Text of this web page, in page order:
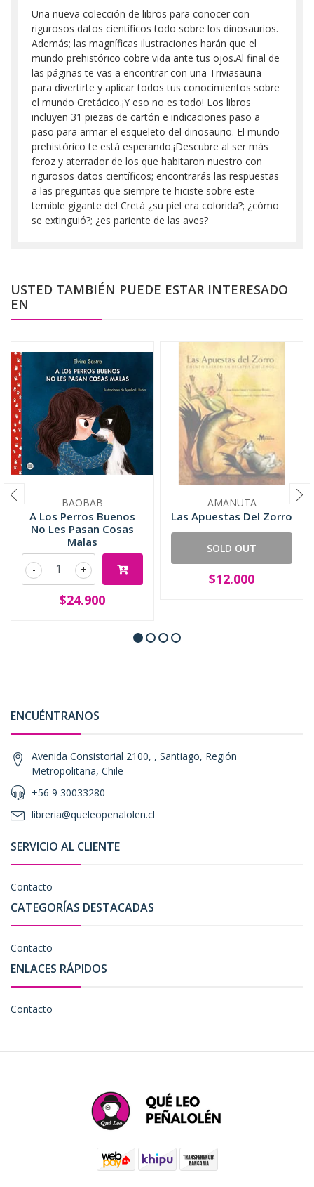
Una nueva colección de libros para conocer con
rigurosos datos científicos todo sobre los dinosaurios.
Además; las magníficas ilustraciones harán que el
mundo prehistórico cobre vida ante tus ojos.Al final de
las páginas te vas a encontrar con una Triviasauria
para divertirte y aplicar todos tus conocimientos sobre
el mundo Cretácico.¡Y eso no es todo! Los libros
incluyen 31 piezas de cartón e indicaciones paso a
paso para armar el esqueleto del dinosaurio. El mundo
prehistórico te está esperando.¡Descubre al ser más
feroz y aterrador de los que habitaron nuestro con
rigurosos datos científicos; encontrarás las respuestas
a las preguntas que siempre te hiciste sobre este
temible gigante del Cretá ¿su piel era colorida?; ¿cómo
se extinguió?; ¿es pariente de las aves?
USTED TAMBIÉN PUEDE ESTAR INTERESADO
EN
BAOBAB
A Los Perros Buenos
No Les Pasan Cosas
Malas
+
-
$24.900
AMANUTA
Las Apuestas Del Zorro
SOLD OUT
$12.000
ENCUÉNTRANOS
Avenida Consistorial 2100, , Santiago, Región
Metropolitana, Chile
+56 9 30033280
libreria@queleopenalolen.cl
SERVICIO AL CLIENTE
Contacto
CATEGORÍAS DESTACADAS
Contacto
ENLACES RÁPIDOS
Contacto